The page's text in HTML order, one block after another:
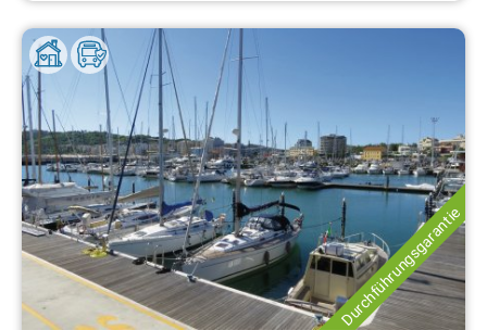
Durchführungsgarantie